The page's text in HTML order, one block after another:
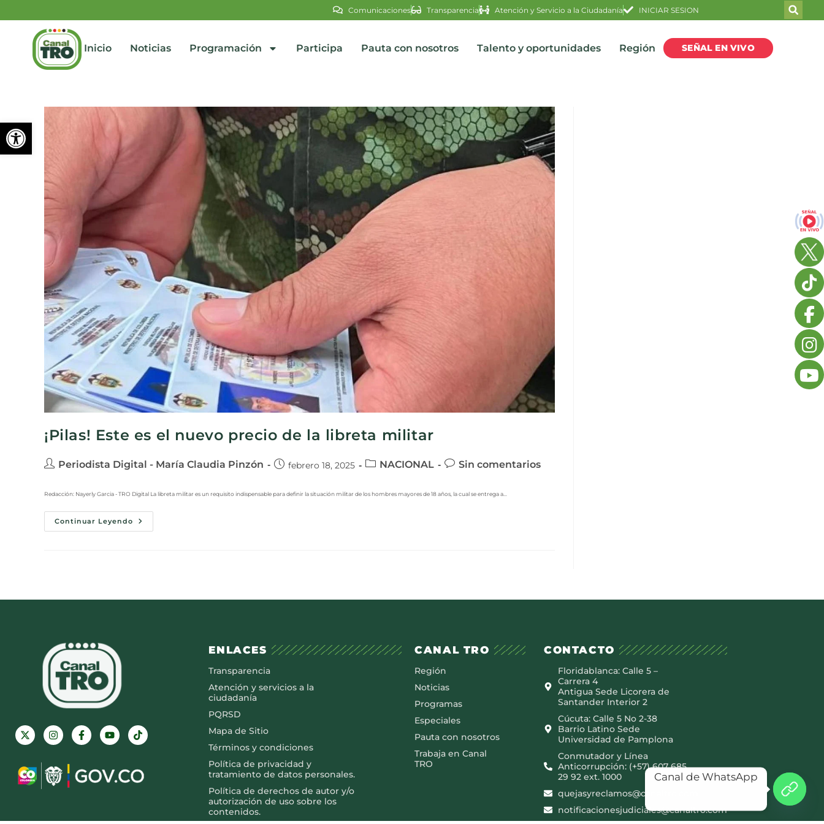
Abrir barra de herramientas
Comunicaciones Transparencia Atención y Servicio a la Ciudadanía INICIAR SESION
Inicio Noticias Programación Participa Pauta con nosotros Talento y oportunidades Región SEÑAL EN VIVO
¡Pilas! Este es el nuevo precio de la libreta militar
Periodista Digital - María Claudia Pinzón febrero 18, 2025 NACIONAL Sin comentarios
Redacción: Nayerly Garcia - TRO Digital La libreta militar es un requisito indispensable para definir la situación militar de los hombres mayores de 18 años, la cual se entrega a…
Continuar Leyendo
ENLACES
Transparencia
Atención y servicios a la
ciudadanía
PQRSD
Mapa de Sitio
Términos y condiciones
Política de privacidad y
tratamiento de datos personales.
Política de derechos de autor y/o
autorización de uso sobre los
contenidos.
CANAL TRO
Región
Noticias
Programas
Especiales
Pauta con nosotros
Trabaja en Canal
TRO
CONTACTO
Floridablanca: Calle 5 –
Carrera 4
Antigua Sede Licorera de
Santander Interior 2
Cúcuta: Calle 5 No 2-38
Barrio Latino Sede
Universidad de Pamplona
Conmutador y Línea
Anticorrupción: (+57) 607 685
29 92 ext. 1000
quejasyreclamos@canaltro.com
notificacionesjudiciales@canaltro.com
Canal de WhatsApp